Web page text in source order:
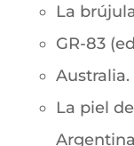
La
GR-83
La piel